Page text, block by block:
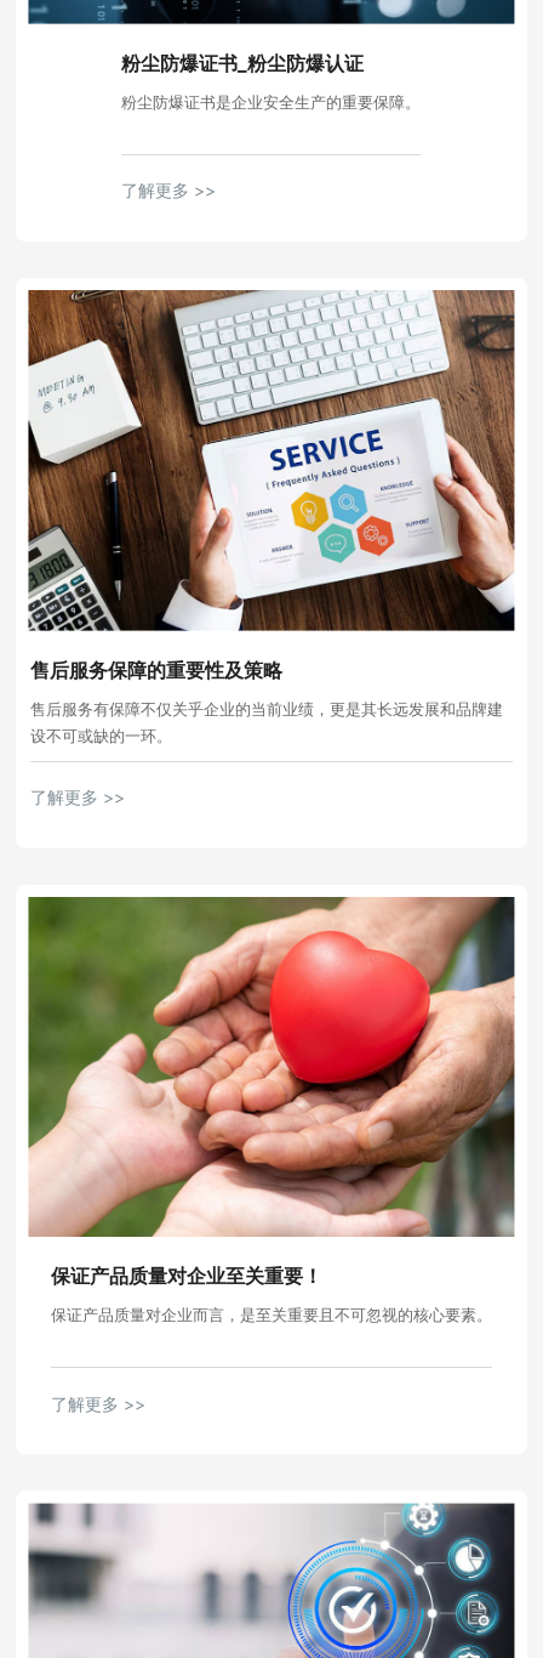
粉尘防爆证书_粉尘防爆认证
粉尘防爆证书是企业安全生产的重要保障。
了解更多 >>
售后服务保障的重要性及策略
售后服务有保障不仅关乎企业的当前业绩，更是其长远发展和品牌建
设不可或缺的一环。
了解更多 >>
保证产品质量对企业至关重要！
保证产品质量对企业而言，是至关重要且不可忽视的核心要素。
了解更多 >>